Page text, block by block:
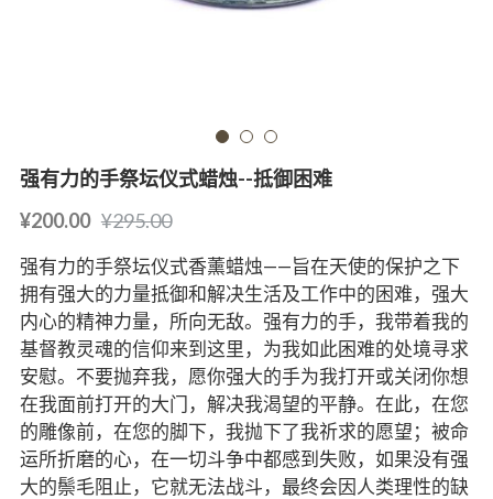
强有力的手祭坛仪式蜡烛--抵御困难
¥200.00 ¥295.00
强有力的手祭坛仪式香薰蜡烛——旨在天使的保护之下
拥有强大的力量抵御和解决生活及工作中的困难，强大
内心的精神力量，所向无敌。强有力的手，我带着我的
基督教灵魂的信仰来到这里，为我如此困难的处境寻求
安慰。不要抛弃我，愿你强大的手为我打开或关闭你想
在我面前打开的大门，解决我渴望的平静。在此，在您
的雕像前，在您的脚下，我抛下了我祈求的愿望；被命
运所折磨的心，在一切斗争中都感到失败，如果没有强
大的鬃毛阻止，它就无法战斗，最终会因人类理性的缺